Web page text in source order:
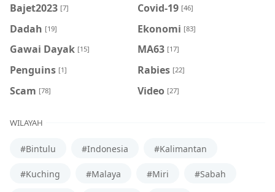
Bajet2023 [7] Covid-19 [46]
Dadah [19] Ekonomi [83]
Gawai Dayak [15] MA63 [17]
Penguins [1] Rabies [22]
Scam [78] Video [27]
WILAYAH
#Bintulu #Indonesia #Kalimantan
#Kuching #Malaya #Miri #Sabah